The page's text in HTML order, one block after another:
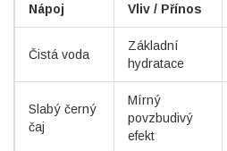
Nápoj
Vliv / Přínos
Čistá voda
Základní
hydratace
Slabý černý
čaj
Mírný
povzbudivý
efekt